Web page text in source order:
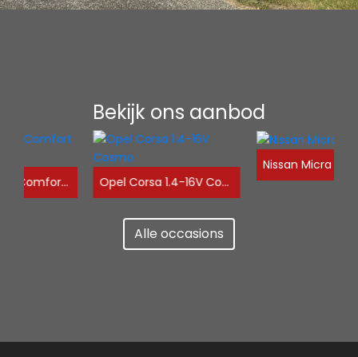
Bekijk ons aanbod
Opel Corsa 1.4-16V Cosmo
Nissan Micra 1.2 NW APK
Alle occasions